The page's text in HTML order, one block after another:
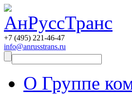
+7 (495) 221-46-47
info@anrusstrans.ru
О Группе